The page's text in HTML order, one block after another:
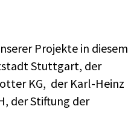
Projekte in diesem
Stuttgart, der
KG, der Karl-Heinz
der Stiftung der